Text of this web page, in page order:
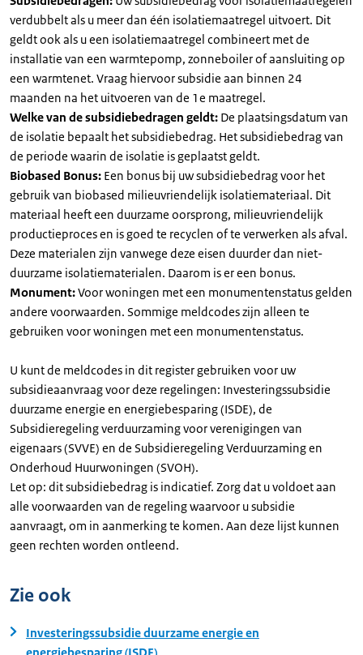
verdubbelt als u meer dan één isolatiemaatregel uitvoert. Dit
geldt ook als u een isolatiemaatregel combineert met de
installatie van een warmtepomp, zonneboiler of aansluiting op
een warmtenet. Vraag hiervoor subsidie aan binnen 24
maanden na het uitvoeren van de 1e maatregel.
Welke van de subsidiebedragen geldt: De plaatsingsdatum van
de isolatie bepaalt het subsidiebedrag. Het subsidiebedrag van
de periode waarin de isolatie is geplaatst geldt.
Biobased Bonus: Een bonus bij uw subsidiebedrag voor het
gebruik van biobased milieuvriendelijk isolatiemateriaal. Dit
materiaal heeft een duurzame oorsprong, milieuvriendelijk
productieproces en is goed te recyclen of te verwerken als afval.
Deze materialen zijn vanwege deze eisen duurder dan niet-
duurzame isolatiematerialen. Daarom is er een bonus.
Monument:Voor woningen met een monumentenstatus gelden
andere voorwaarden. Sommige meldcodes zijn alleen te
gebruiken voor woningen met een monumentenstatus.
U kunt de meldcodes in dit register gebruiken voor uw
subsidieaanvraag voor deze regelingen: Investeringssubsidie
duurzame energie en energiebesparing (ISDE), de
Subsidieregeling verduurzaming voor verenigingen van
eigenaars (SVVE) en de Subsidieregeling Verduurzaming en
Onderhoud Huurwoningen (SVOH).
Let op: dit subsidiebedrag is indicatief. Zorg dat u voldoet aan
alle voorwaarden van de regeling waarvoor u subsidie
aanvraagt, om in aanmerking te komen. Aan deze lijst kunnen
geen rechten worden ontleend.
Zie ook
Investeringssubsidie duurzame energie en